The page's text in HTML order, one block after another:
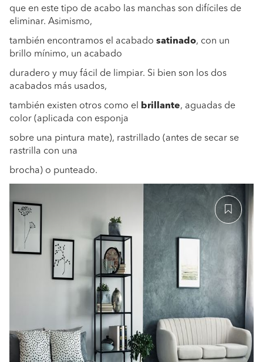
que en este tipo de acabo las manchas son difíciles de
eliminar. Asimismo,
también encontramos el acabado satinado, con un
brillo mínimo, un acabado
duradero y muy fácil de limpiar. Si bien son los dos
acabados más usados,
también existen otros como el brillante, aguadas de
color (aplicada con esponja
sobre una pintura mate), rastrillado (antes de secar se
rastrilla con una
brocha) o punteado.